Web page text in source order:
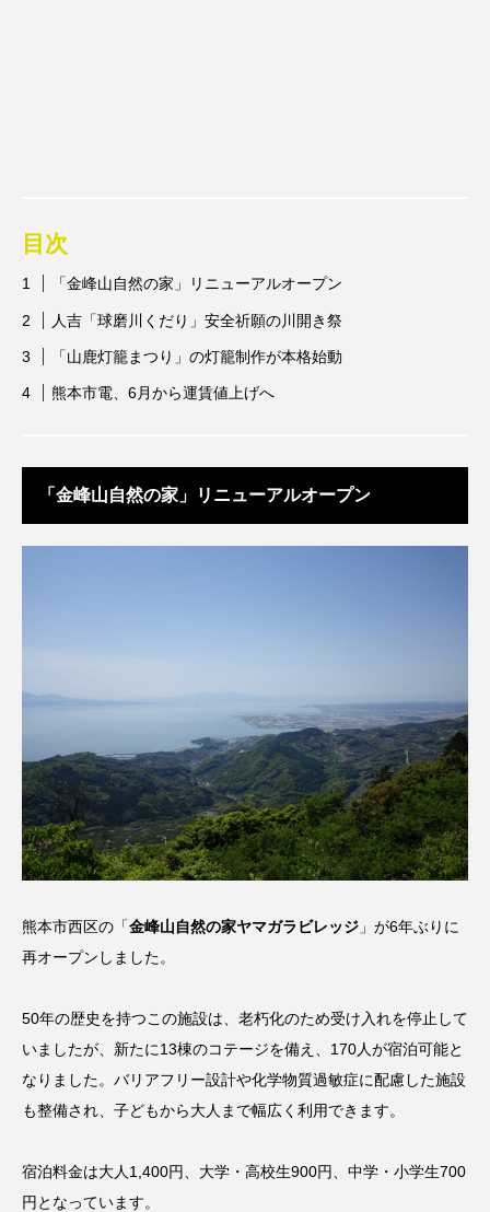
目次
「金峰山自然の家」リニューアルオープン
人吉「球磨川くだり」安全祈願の川開き祭
「山鹿灯籠まつり」の灯籠制作が本格始動
熊本市電、6月から運賃値上げへ
「金峰山自然の家」リニューアルオープン
熊本市西区の「金峰山自然の家ヤマガラビレッジ 」が6年ぶりに
再オープンしました。
50年の歴史を持つこの施設は、老朽化のため受け入れを停止して
いましたが、新たに13棟のコテージを備え、170人が宿泊可能と
なりました。バリアフリー設計や化学物質過敏症に配慮した施設
も整備され、子どもから大人まで幅広く利用できます。
宿泊料金は大人1,400円、大学・高校生900円、中学・小学生700
円となっています。